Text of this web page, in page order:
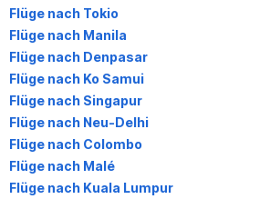
Flüge nach Tokio
Flüge nach Manila
Flüge nach Denpasar
Flüge nach Ko Samui
Flüge nach Singapur
Flüge nach Neu-Delhi
Flüge nach Colombo
Flüge nach Malé
Flüge nach Kuala Lumpur